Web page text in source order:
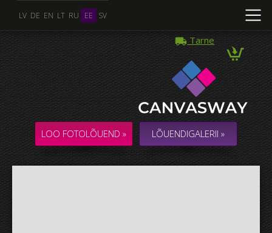
LV DE EN LT RU EE SV
Tarne
LOO FOTOLÕUEND » LÕUENDIGALERII »
Mitu Foto
KOLLAAŽ / KOMPOSITSIOON mitmest Fotost